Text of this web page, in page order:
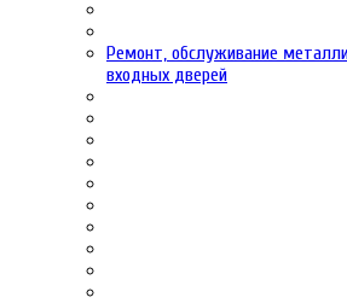
Ремонт, обслуживание
входных дверей